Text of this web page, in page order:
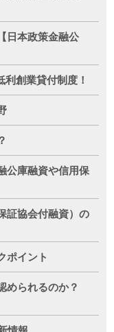
日本政策金融公
利創業貸付制度！
公庫融資や信用保
証協会付融資）の
ポイント
められるのか？